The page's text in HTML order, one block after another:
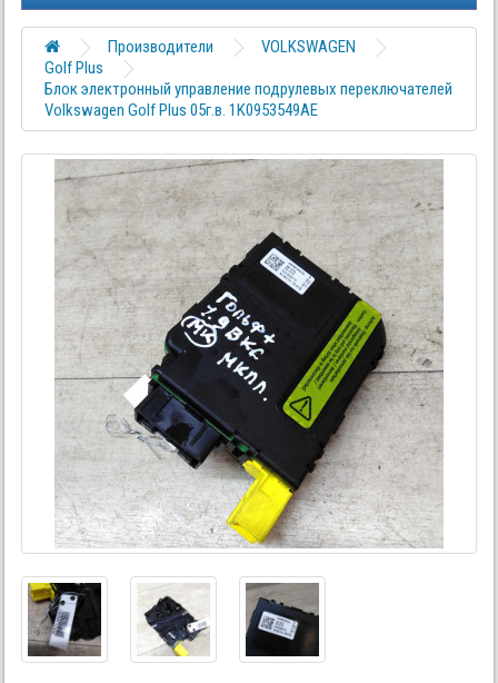
Производители
VOLKSWAGEN
Golf Plus
Блок электронный управление подрулевых переключателей
Volkswagen Golf Plus 05г.в. 1K0953549AE